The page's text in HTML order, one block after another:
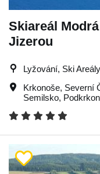
Skiareál
Jizerou
Lyžování, Ski Areály
Krkonoše, Severní
Semilsko,